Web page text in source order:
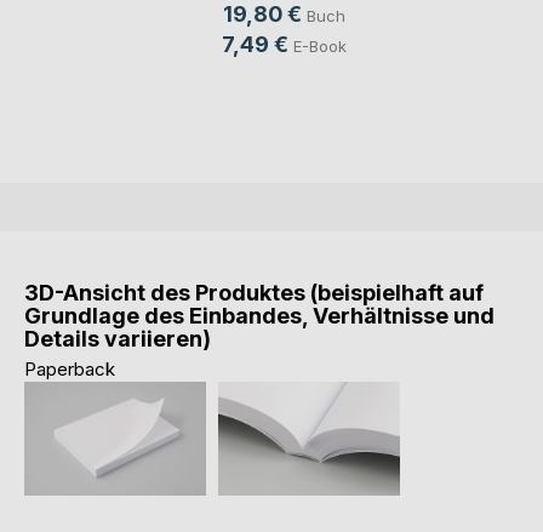
19,80 € Buch
7,49 € E-Book
3D-Ansicht des Produktes (beispielhaft auf
Grundlage des Einbandes, Verhältnisse und
Details variieren)
Paperback